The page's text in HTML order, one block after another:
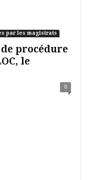
par les magistrats
procédure
le
0